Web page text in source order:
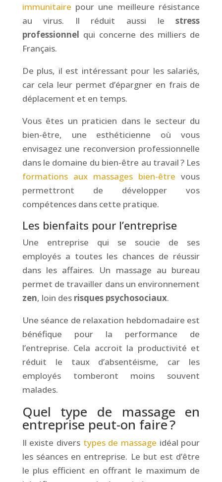
immunitaire pour une meilleure résistance
au virus. Il réduit aussi lestress
professionnel qui concerne des milliers de
Français.
De plus, il est intéressant pour les salariés,
car cela leur permet d’épargner en frais de
déplacement et en temps.
Vous êtes un praticien dans le secteur du
bien-être, une esthéticienne où vous
envisagez une reconversion professionnelle
dans le domaine du bien-être au travail ? Les
formations aux massages bien-être vous
permettront de développer vos
compétences dans cette pratique.
Les bienfaits pour l’entreprise
Une entreprise qui se soucie de ses
employés a toutes les chances de réussir
dans les affaires. Un massage au bureau
permet de travailler dans un environnement
zen, loin des risques psychosociaux.
Une séance de relaxation hebdomadaire est
bénéfique pour la performance de
l’entreprise. Cela accroit la productivité et
réduit le taux d’absentéisme, car les
employés tomberont moins souvent
malades.
Quel type de massage en
entreprise peut-on faire ?
Il existe divers types de massage idéal pour
les séances en entreprise. Le but est d’être
le plus efficient en offrant le maximum de